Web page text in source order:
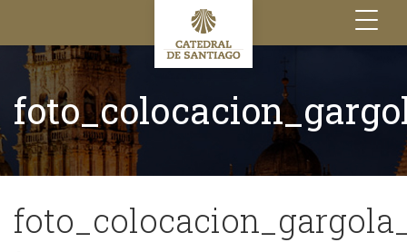
Toggle
navigation